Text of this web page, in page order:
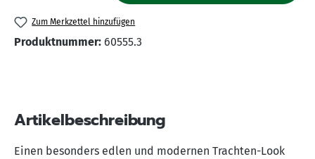
Zum Merkzettel hinzufügen
Produktnummer: 60555.3
Artikelbeschreibung
Einen besonders edlen und modernen Trachten-Look